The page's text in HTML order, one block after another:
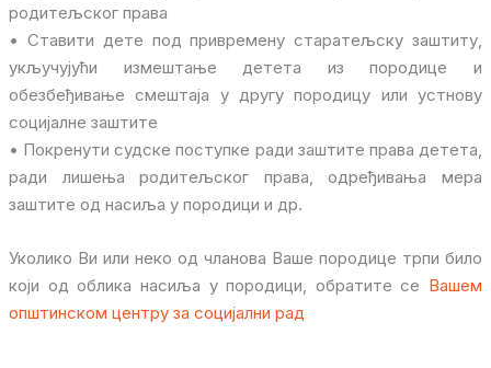
родитељског права
• Ставити дете под привремену старатељску заштиту,
укључујући измештање детета из породице и
обезбеђивање смештаја у другу породицу или устнову
социјалне заштите
• Покренути судске поступке ради заштите права детета,
ради лишења родитељског права, одређивања мера
заштите од насиља у породици и др.
Уколико Ви или неко од чланова Ваше породице трпи било
који од облика насиља у породици, обратите се Вашем
општинском центру за социјални рад